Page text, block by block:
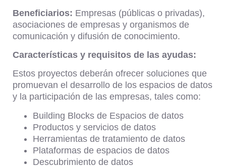
Beneficiarios: Empresas (públicas o privadas),
asociaciones de empresas y organismos de
comunicación y difusión de conocimiento.
Características y requisitos de las ayudas:
Estos proyectos deberán ofrecer soluciones que
promuevan el desarrollo de los espacios de datos
y la participación de las empresas, tales como:
Building Blocks de Espacios de datos
Productos y servicios de datos
Herramientas de tratamiento de datos
Plataformas de espacios de datos
Descubrimiento de datos